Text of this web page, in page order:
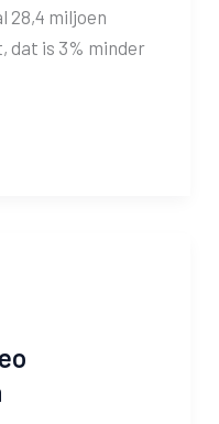
28,4 miljoen
dat is 3% minder